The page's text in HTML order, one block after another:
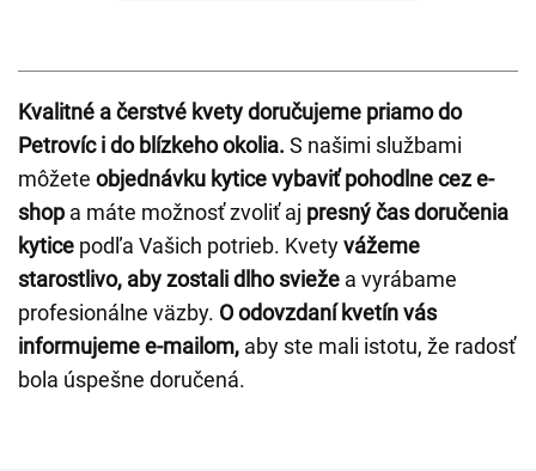
Kvalitné a čerstvé kvety doručujeme priamo do
Petrovíc i do blízkeho okolia. S našimi službami
môžete objednávku kytice vybaviť pohodlne cez e-
shop a máte možnosť zvoliť aj presný čas doručenia
kytice podľa Vašich potrieb. Kvetyvážeme
starostlivo, aby zostali dlho svieže a vyrábame
profesionálne väzby. O odovzdaní kvetín vás
informujeme e-mailom, aby ste mali istotu, že radosť
bola úspešne doručená.